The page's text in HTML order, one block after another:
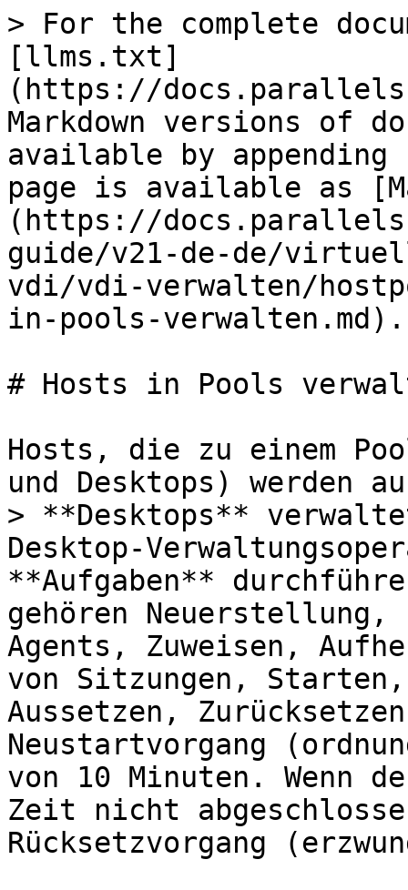
> For the complete
[llms.txt]
(https://
Markdown versions of
available by
page is available as
(https://
guide/v21-de-de/
vdi/vdi-verwalten/
in-pools-verwalten.md).
# Hosts in Pools
Hosts, die zu einem
und Desktops) werden
> **Desktops**
Desktop-
**Aufgaben**
gehören
Agents, Zuweisen,
von Sitzungen,
Aussetzen,
Neustartvorgang
von 10 Minuten. Wenn
Zeit nicht
Rücksetzvorgang